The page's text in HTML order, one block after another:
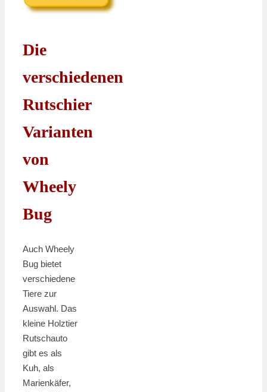
Die
verschiedenen
Rutschier
Varianten
von
Wheely
Bug
Auch Wheely
Bug bietet
verschiedene
Tiere zur
Auswahl. Das
kleine Holztier
Rutschauto
gibt es als
Kuh, als
Marienkäfer,